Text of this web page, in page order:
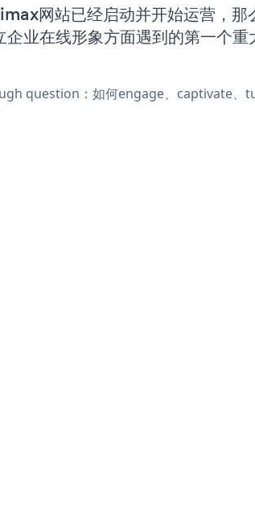
网站已经启动并开始运营，那
业在线形象方面遇到的第一个重
question：如何engage、captivate、